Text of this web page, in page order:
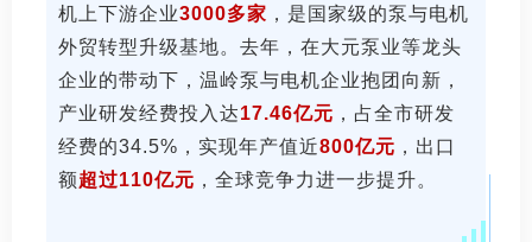
机上下游企业3000多家 ，是国家级的泵与电机
外贸转型升级基地。 去年，在大元泵业等龙头
企业的带动下，温岭泵与电机企业抱团向新，
产业研发经费投入达17.46亿元 ，占全市研发
经费的34.5%，实现年产值近800亿元 ，出口
额超过110亿元 ， 全球竞争力进一步提升。